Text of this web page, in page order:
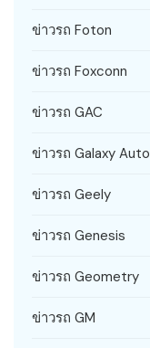
ข่าวรถ Foton
ข่าวรถ Foxconn
ข่าวรถ GAC
ข่าวรถ Galaxy Auto
ข่าวรถ Geely
ข่าวรถ Genesis
ข่าวรถ Geometry
ข่าวรถ GM